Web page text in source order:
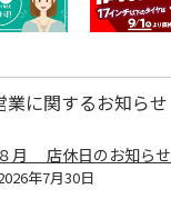
業に関するお知らせ
８月 店休日のお知らせ
年7月30日